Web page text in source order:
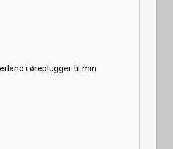
i øreplugger til min